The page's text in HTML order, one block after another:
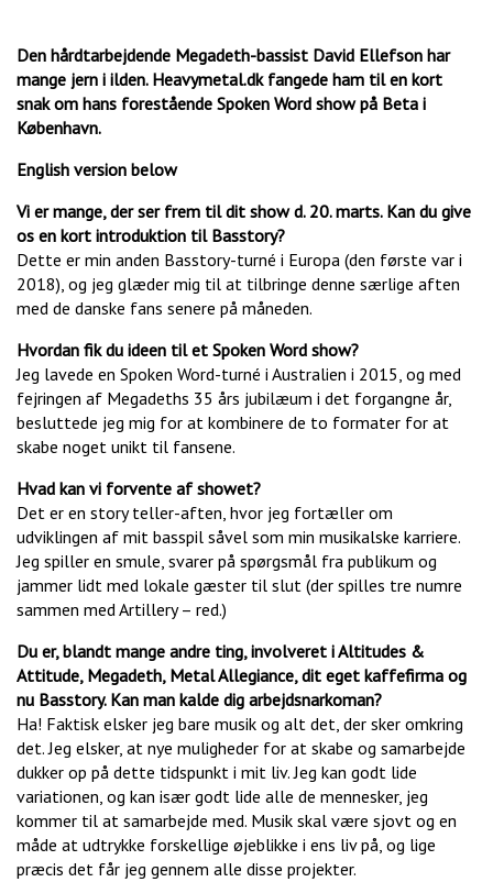
Den hårdtarbejdende Megadeth-bassist David Ellefson har
mange jern i ilden. Heavymetal.dk fangede ham til en kort
snak om hans forestående Spoken Word show på Beta i
København.
English version below
Vi er mange, der ser frem til dit show d. 20. marts. Kan du give
os en kort introduktion til Basstory?
Dette er min anden Basstory-turné i Europa (den første var i
2018), og jeg glæder mig til at tilbringe denne særlige aften
med de danske fans senere på måneden.
Hvordan fik du ideen til et Spoken Word show?
Jeg lavede en Spoken Word-turné i Australien i 2015, og med
fejringen af Megadeths 35 års jubilæum i det forgangne år,
besluttede jeg mig for at kombinere de to formater for at
skabe noget unikt til fansene.
Hvad kan vi forvente af showet?
Det er en story teller-aften, hvor jeg fortæller om
udviklingen af mit basspil såvel som min musikalske karriere.
Jeg spiller en smule, svarer på spørgsmål fra publikum og
jammer lidt med lokale gæster til slut (der spilles tre numre
sammen med Artillery – red.)
Du er, blandt mange andre ting, involveret i Altitudes &
Attitude, Megadeth, Metal Allegiance, dit eget kaffefirma og
nu Basstory. Kan man kalde dig arbejdsnarkoman?
Ha! Faktisk elsker jeg bare musik og alt det, der sker omkring
det. Jeg elsker, at nye muligheder for at skabe og samarbejde
dukker op på dette tidspunkt i mit liv. Jeg kan godt lide
variationen, og kan især godt lide alle de mennesker, jeg
kommer til at samarbejde med. Musik skal være sjovt og en
måde at udtrykke forskellige øjeblikke i ens liv på, og lige
præcis det får jeg gennem alle disse projekter.